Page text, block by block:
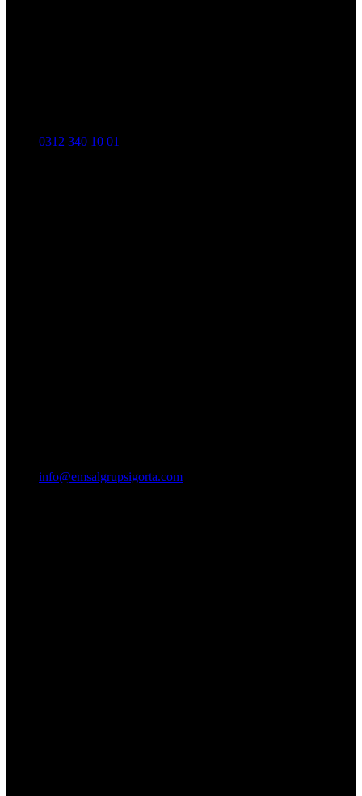
0312 340 10 01
info@emsalgrupsigorta.com